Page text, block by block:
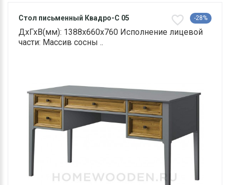
Стол письменный Квадро-С 05 -28%
ДхГхВ(мм): 1388х660х760 Исполнение лицевой
части: Массив сосны ..